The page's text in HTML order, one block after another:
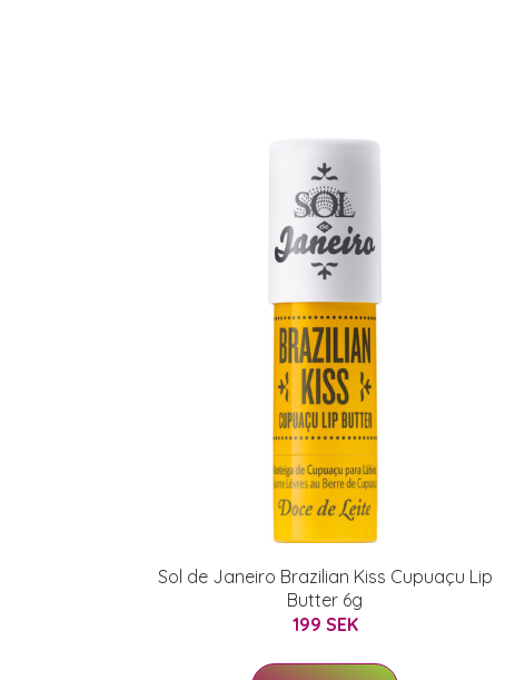
Sol de Janeiro Brazilian Kiss Cupuaçu Lip
Butter 6g
199 SEK